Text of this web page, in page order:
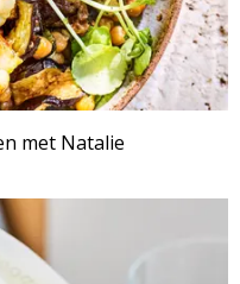
met Natalie